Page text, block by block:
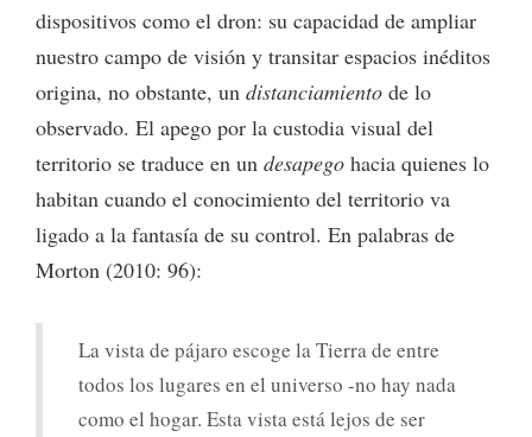
dispositivos como el dron: su capacidad de ampliar
nuestro campo de visión y transitar espacios inéditos
origina, no obstante, un distanciamiento de lo
observado. El apego por la custodia visual del
territorio se traduce en un desapego hacia quienes lo
habitan cuando el conocimiento del territorio va
ligado a la fantasía de su control. En palabras de
Morton (2010: 96):
La vista de pájaro escoge la Tierra de entre
todos los lugares en el universo -no hay nada
como el hogar. Esta vista está lejos de ser